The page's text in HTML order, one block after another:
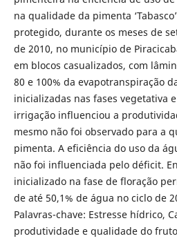
na qualidade da pimenta
protegido, durante os meses de
de 2010, no município de
em blocos casualizados, com
80 e 100% da evapotranspiração
inicializadas nas fases vegetativa
irrigação influenciou a
mesmo não foi observado para a
pimenta. A eficiência do uso da
não foi influenciada pelo déficit.
inicializado na fase de floração
de até 50,1% de água no ciclo de
Palavras-chave: Estresse hídrico,
produtividade e qualidade do